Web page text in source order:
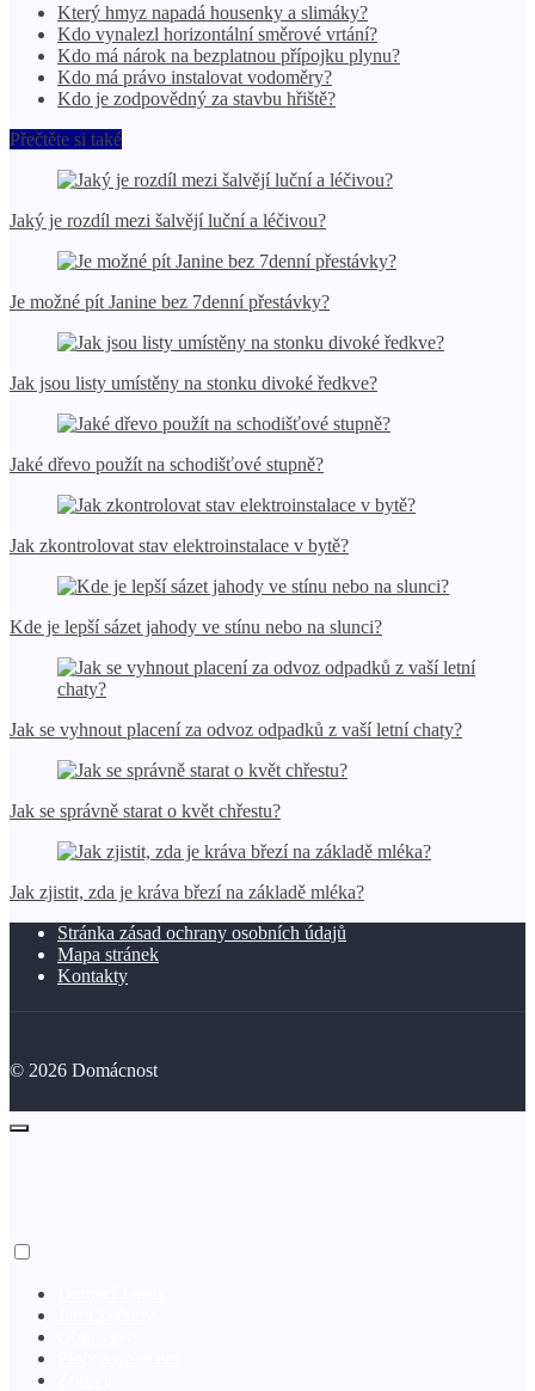
Který hmyz napadá housenky a slimáky?
Kdo vynalezl horizontální směrové vrtání?
Kdo má nárok na bezplatnou přípojku plynu?
Kdo má právo instalovat vodoměry?
Kdo je zodpovědný za stavbu hřiště?
Přečtěte si také
Jaký je rozdíl mezi šalvějí luční a léčivou?
Je možné pít Janine bez 7denní přestávky?
Jak jsou listy umístěny na stonku divoké ředkve?
Jaké dřevo použít na schodišťové stupně?
Jak zkontrolovat stav elektroinstalace v bytě?
Kde je lepší sázet jahody ve stínu nebo na slunci?
Jak se vyhnout placení za odvoz odpadků z vaší letní chaty?
Jak se správně starat o květ chřestu?
Jak zjistit, zda je kráva březí na základě mléka?
Stránka zásad ochrany osobních údajů
Mapa stránek
Kontakty
© 2026 Domácnost